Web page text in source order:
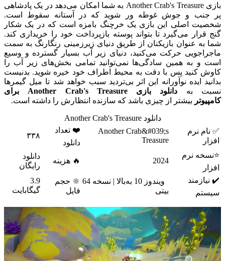
بازی Another Crab's Treasure به شما امکان می‌دهد در یک پادشاهی
پر جنب و جوش غوطه ور شوید که در آستانه سقوط است.
شخصیت اصلی این بازی یک خرچنگ بامزه است که در یک شکار
گنج قرار می‌گیرد تا بتواند پوسته بازپرداخت خود را خریداری کند.
شما به عنوان بازیکنان از طریق دنیای زیرزمینی رنگارنگ به سمت
ماجراجویی حرکت می‌کنید، دنیای زیر آب بسیار گسترده و وسیع
است و به همین سادگی‌ها نمی‌توانید تمامی بخش‌های زیر آب را
کاوش کنید پس با دقت به محیط اطراف خود خیره شوید. بدنیست
بدانید ایده نوآورانه این اثر بی‌تردید سبب خواهد شد تا میل گیمرها
نسبت به
دانلود بازی Another Crab's Treasure برای
کامپیوتر بیشتر از چیزی باشد که سازنده انتظارش را داشته است.
دانلود Another Crab's Treasure
✅ نام نرم
افزار
Another Crab&#039;s
Treasure
❤️ تعداد
دانلود
۳۳۸
⭐نسخه نرم
افزار
2024 🔥 هزینه
دانلود
رایگان
✔️ نیازمند
سیستم
ویندوز 10 به‌بالا | نسخه 64
بیتی
🔆 حجم
فایل
3.9
گیگابایت